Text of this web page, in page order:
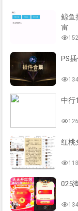
鲸鱼
雷
PS
中行
红桃
025